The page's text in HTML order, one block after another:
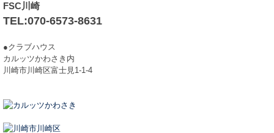
FSC川崎
TEL:070-6573-8631
●クラブハウス
カルッツかわさき内
川崎市川崎区富士見1-1-4